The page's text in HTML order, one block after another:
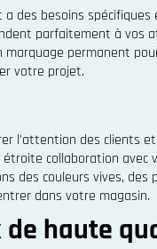
des besoins
parfaitement à vos
permanent
votre projet.
l'attention des clients
collaboration avec
des couleurs vives,
dans votre magasin.
haute